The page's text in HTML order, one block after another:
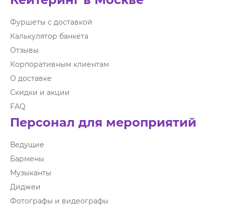
Фуршеты с доставкой
Калькулятор банкета
Отзывы
Корпоративным клиентам
О доставке
Скидки и акции
FAQ
Персонал для мероприятий
Ведущие
Бармены
Музыканты
Диджеи
Фотографы и видеографы